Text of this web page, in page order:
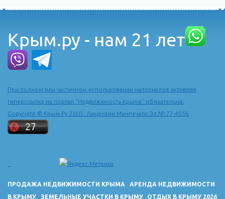
Крым.ру - нам 21 лет
При полном или частичном использовании материалов активная
гиперссылка на портал "Недвижимость Крыма" обязательна.
Copyright © Крым.Ру 2005. Лицензия Минпечати Эл № 77-4556
ПРОДАЖА НЕДВИЖИМОСТИ КРЫМА
АРЕНДА НЕДВИЖИМОСТИ
В КРЫМУ
ЗЕМЕЛЬНЫЕ УЧАСТКИ В КРЫМУ ОТДЫХ В КРЫМУ 2026